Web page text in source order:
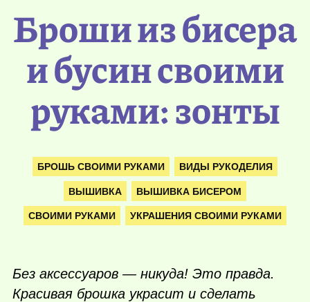
Броши из бисера
и бусин своими
руками: зонты
БРОШЬ СВОИМИ РУКАМИ ВИДЫ РУКОДЕЛИЯ
ВЫШИВКА ВЫШИВКА БИСЕРОМ
СВОИМИ РУКАМИ УКРАШЕНИЯ СВОИМИ РУКАМИ
Без аксессуаров — никуда! Это правда.
Красивая брошка украсит и сделать